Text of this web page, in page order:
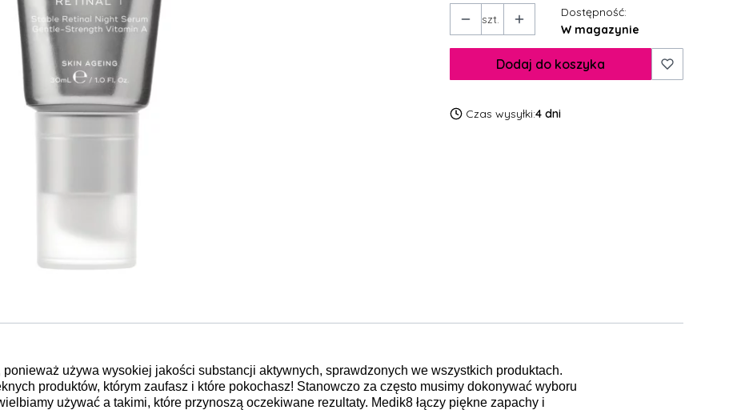
szt.
Dostępność:
W magazynie
Dodaj do koszyka
Czas wysyłki:4 dni
ponieważ używa wysokiej jakości substancji aktywnych, sprawdzonych we wszystkich produktach.
produktów, którym zaufasz i które pokochasz! Stanowczo za często musimy dokonywać wyboru
używać a takimi, które przynoszą oczekiwane rezultaty. Medik8 łączy piękne zapachy i